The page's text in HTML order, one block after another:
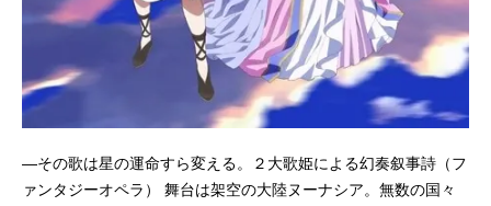
―その歌は星の運命すら変える。２大歌姫による幻奏叙事詩（フ
ァンタジーオペラ） 舞台は架空の大陸ヌーナシア。無数の国々